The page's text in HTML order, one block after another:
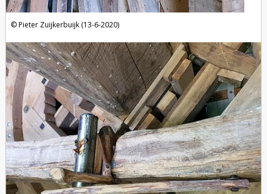
Pieter Zuijkerbuijk (13-6-2020)